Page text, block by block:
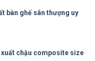
bàn ghế sân thượng uy
xuất chậu composite size